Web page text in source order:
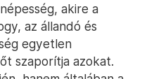
akire a
az állandó és
egyetlen
szaporítja azokat.